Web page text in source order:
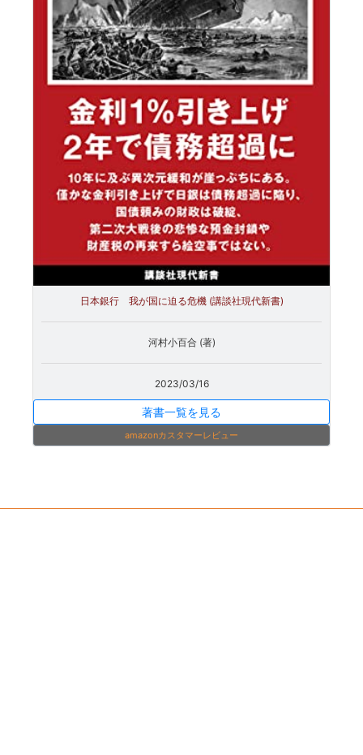
日本銀行 我が国に迫る危機 (講談社現代新書)
河村小百合 (著)
2023/03/16
著書一覧を見る
amazonカスタマーレビュー